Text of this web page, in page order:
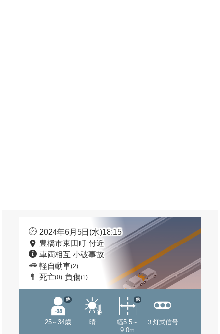
2024年6月5日(水)18:15
豊橋市東田町 付近
車両相互 小破事故
軽自動車(2)
死亡(0) 負傷(1)
25～34歳
他
晴
幅5.5～
9.0m
他
３灯式信号